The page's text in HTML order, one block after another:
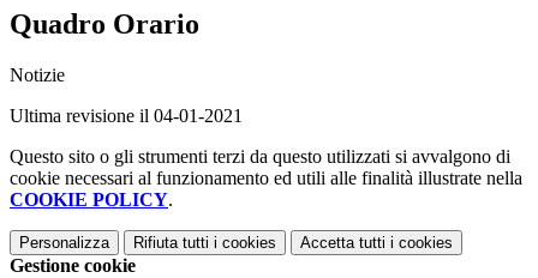
Quadro Orario
Notizie
Ultima revisione il 04-01-2021
Questo sito o gli strumenti terzi da questo utilizzati si avvalgono di
cookie necessari al funzionamento ed utili alle finalità illustrate nella
COOKIE POLICY.
Personalizza Rifiuta tutti i cookies Accetta tutti i cookies
Gestione cookie